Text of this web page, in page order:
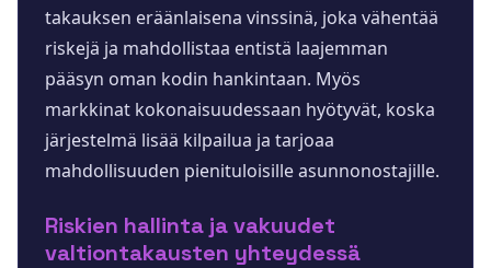
takauksen eräänlaisena vinssinä, joka vähentää
riskejä ja mahdollistaa entistä laajemman
pääsyn oman kodin hankintaan. Myös
markkinat kokonaisuudessaan hyötyvät, koska
järjestelmä lisää kilpailua ja tarjoaa
mahdollisuuden pienituloisille asunnonostajille.
Riskien hallinta ja vakuudet
valtiontakausten yhteydessä